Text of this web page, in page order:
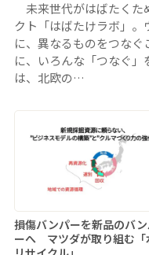
未来世代がはばたくた
クト「はばたけラボ」
に、異なるものをつな
に、いろんな「つなぐ
は、北欧の…
損傷バンパーを新品のバ
ーへ マツダが取り組む「